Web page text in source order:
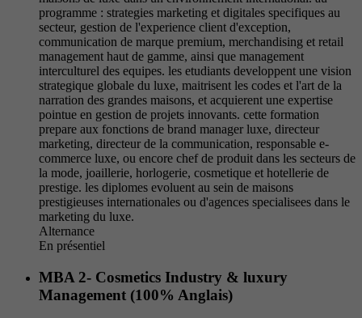
programme : strategies marketing et digitales specifiques au
secteur, gestion de l'experience client d'exception,
communication de marque premium, merchandising et retail
management haut de gamme, ainsi que management
interculturel des equipes. les etudiants developpent une vision
strategique globale du luxe, maitrisent les codes et l'art de la
narration des grandes maisons, et acquierent une expertise
pointue en gestion de projets innovants. cette formation
prepare aux fonctions de brand manager luxe, directeur
marketing, directeur de la communication, responsable e-
commerce luxe, ou encore chef de produit dans les secteurs de
la mode, joaillerie, horlogerie, cosmetique et hotellerie de
prestige. les diplomes evoluent au sein de maisons
prestigieuses internationales ou d'agences specialisees dans le
marketing du luxe.
Alternance
En présentiel
MBA 2- Cosmetics Industry & luxury
Management (100% Anglais)